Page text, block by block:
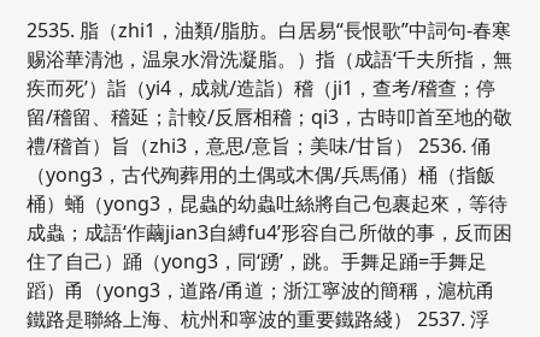
2535. 脂（zhi1，油類/脂肪。白居易“長恨歌”中詞句-春寒
赐浴華清池，温泉水滑洗凝脂。）指（成語‘千夫所指，無
疾而死’）詣（yi4，成就/造詣）稽（ji1，查考/稽查；停
留/稽留、稽延；計較/反唇相稽；qi3，古時叩首至地的敬
禮/稽首）旨（zhi3，意思/意旨；美味/甘旨） 2536. 俑
（yong3，古代殉葬用的土偶或木偶/兵馬俑）桶（指飯
桶）蛹（yong3，昆蟲的幼蟲吐絲將自己包裹起來，等待
成蟲；成語‘作繭jian3自縛fu4’形容自己所做的事，反而困
住了自己）踊（yong3，同‘踴’，跳。手舞足踊=手舞足
蹈）甬（yong3，道路/甬道；浙江寧波的簡稱，滬杭甬
鐵路是聯絡上海、杭州和寧波的重要鐵路綫） 2537. 浮